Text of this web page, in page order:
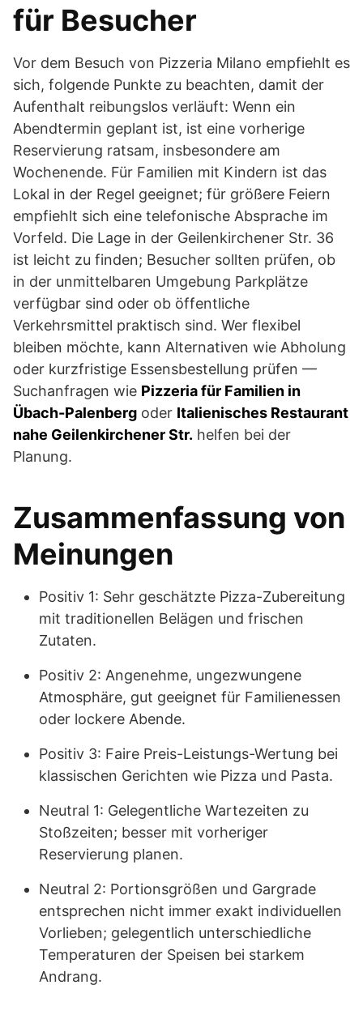
für Besucher
Vor dem Besuch von Pizzeria Milano empfiehlt es
sich, folgende Punkte zu beachten, damit der
Aufenthalt reibungslos verläuft: Wenn ein
Abendtermin geplant ist, ist eine vorherige
Reservierung ratsam, insbesondere am
Wochenende. Für Familien mit Kindern ist das
Lokal in der Regel geeignet; für größere Feiern
empfiehlt sich eine telefonische Absprache im
Vorfeld. Die Lage in der Geilenkirchener Str. 36
ist leicht zu finden; Besucher sollten prüfen, ob
in der unmittelbaren Umgebung Parkplätze
verfügbar sind oder ob öffentliche
Verkehrsmittel praktisch sind. Wer flexibel
bleiben möchte, kann Alternativen wie Abholung
oder kurzfristige Essensbestellung prüfen —
Suchanfragen wie Pizzeria für Familien in
Übach-Palenberg oder Italienisches Restaurant
nahe Geilenkirchener Str. helfen bei der
Planung.
Zusammenfassung von
Meinungen
Positiv 1: Sehr geschätzte Pizza-Zubereitung
mit traditionellen Belägen und frischen
Zutaten.
Positiv 2: Angenehme, ungezwungene
Atmosphäre, gut geeignet für Familienessen
oder lockere Abende.
Positiv 3: Faire Preis-Leistungs-Wertung bei
klassischen Gerichten wie Pizza und Pasta.
Neutral 1: Gelegentliche Wartezeiten zu
Stoßzeiten; besser mit vorheriger
Reservierung planen.
Neutral 2: Portionsgrößen und Gargrade
entsprechen nicht immer exakt individuellen
Vorlieben; gelegentlich unterschiedliche
Temperaturen der Speisen bei starkem
Andrang.